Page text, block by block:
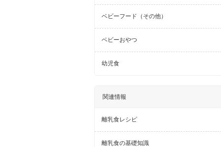
ベビーフード（その他）
ベビーおやつ
幼児食
関連情報
離乳食レシピ
離乳食の基礎知識